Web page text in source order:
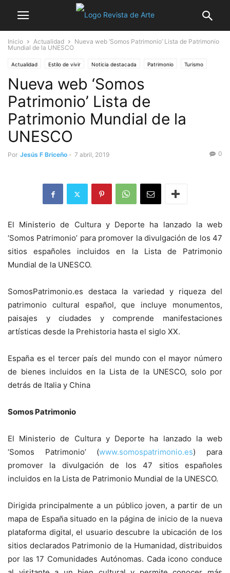
Inicio Actualidad
Nueva web ‘Somos Patrimonio’ Lista de Patrimonio
Mundial de la UNESCO
Actualidad Estilo de vivir Noticia destacada Patrimonio Turismo
Nueva web ‘Somos
Patrimonio’ Lista de
Patrimonio Mundial de la
UNESCO
Por Jesús F Briceño - 7 abril, 2019 0
El Ministerio de Cultura y Deporte ha lanzado la web
‘Somos Patrimonio’ para promover la divulgación de los 47
sitios españoles incluidos en la Lista de Patrimonio
Mundial de la UNESCO.
SomosPatrimonio.es destaca la variedad y riqueza del
patrimonio cultural español, que incluye monumentos,
paisajes y ciudades y comprende manifestaciones
artísticas desde la Prehistoria hasta el siglo XX.
España es el tercer país del mundo con el mayor número
de bienes incluidos en la Lista de la UNESCO, solo por
detrás de Italia y China
Somos Patrimonio
El Ministerio de Cultura y Deporte ha lanzado la web
‘Somos Patrimonio’ (www.somospatrimonio.es) para
promover la divulgación de los 47 sitios españoles
incluidos en la Lista de Patrimonio Mundial de la UNESCO.
Dirigida principalmente a un público joven, a partir de un
mapa de España situado en la página de inicio de la nueva
plataforma digital, el usuario descubre la ubicación de los
sitios declarados Patrimonio de la Humanidad, distribuidos
por las 17 Comunidades Autónomas. Cada icono conduce